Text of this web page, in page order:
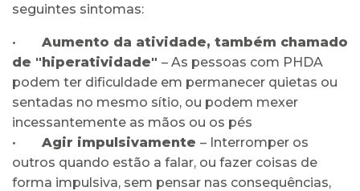
seguintes sintomas:
• Aumento da atividade, também chamado
de "hiperatividade" – As pessoas com PHDA
podem ter dificuldade em permanecer quietas ou
sentadas no mesmo sítio, ou podem mexer
incessantemente as mãos ou os pés
• Agir impulsivamente – Interromper os
outros quando estão a falar, ou fazer coisas de
forma impulsiva, sem pensar nas consequências,